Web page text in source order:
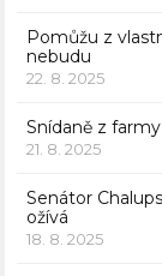
Pomůžu z
nebudu
22. 8. 2025
Snídaně z
21. 8. 2025
Senátor
ožívá
18. 8. 2025